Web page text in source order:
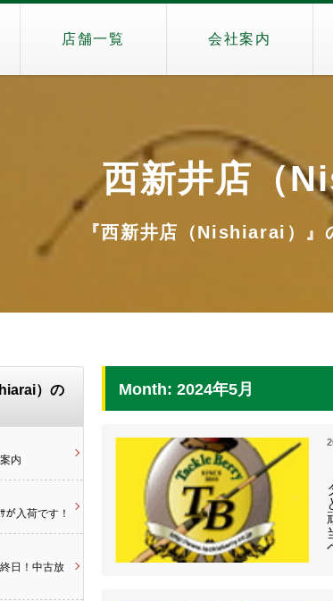
店舗一覧 会社案内
西新井店（
『西新井店（Nishiarai）
Month: 2024年5月
）の
内
が入荷です！
日！中古放